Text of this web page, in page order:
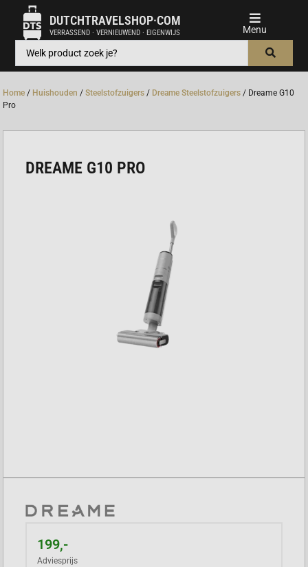
DUTCHTRAVELSHOP·COM
VERRASSEND · VERNIEUWEND · EIGENWIJS
Home / Huishouden /Steelstofzuigers / Dreame Steelstofzuigers / Dreame G10
Pro
DREAME G10 PRO
199,-
Adviesprijs